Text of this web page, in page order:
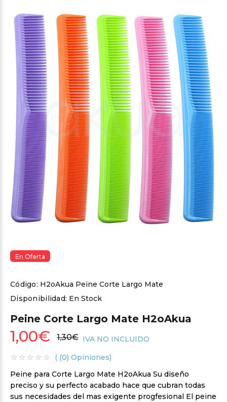
En Oferta
Código: H2oAkua Peine Corte Largo Mate
Disponibilidad: En Stock
Peine Corte Largo Mate H2oAkua
1,00€ 1,30€ IVA NO INCLUIDO
( (0) Opiniones)
Peine para Corte Largo Mate H2oAkua Su diseño
preciso y su perfecto acabado hace que cubran todas
sus necesidades del mas exigente progfesional El peine